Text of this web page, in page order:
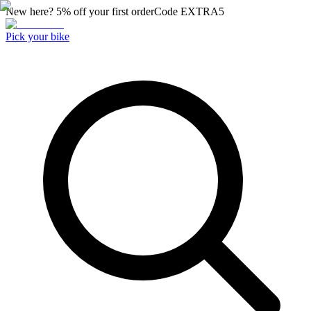
New here? 5% off your first orderCode EXTRA5
Pick your bike